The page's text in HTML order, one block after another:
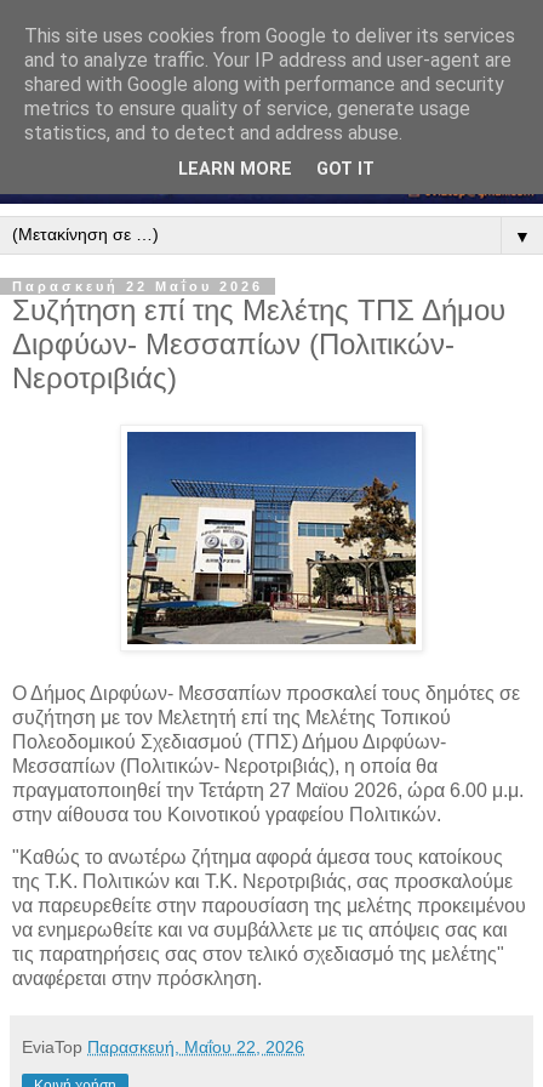
▼
Παρασκευή 22 Μαΐου 2026
Συζήτηση επί της Μελέτης ΤΠΣ Δήμου
Διρφύων- Μεσσαπίων (Πολιτικών-
Νεροτριβιάς)
Ο Δήμος Διρφύων- Μεσσαπίων προσκαλεί τους δημότες σε
συζήτηση με τον Μελετητή επί της Μελέτης Τοπικού
Πολεοδομικού Σχεδιασμού (ΤΠΣ) Δήμου Διρφύων-
Μεσσαπίων (Πολιτικών- Νεροτριβιάς), η οποία θα
πραγματοποιηθεί την Τετάρτη 27 Μαϊου 2026, ώρα 6.00 μ.μ.
στην αίθουσα του Κοινοτικού γραφείου Πολιτικών.
"Καθώς το ανωτέρω ζήτημα αφορά άμεσα τους κατοίκους
της Τ.Κ. Πολιτικών και Τ.Κ. Νεροτριβιάς, σας προσκαλούμε
να παρευρεθείτε στην παρουσίαση της μελέτης προκειμένου
να ενημερωθείτε και να συμβάλλετε με τις απόψεις σας και
τις παρατηρήσεις σας στον τελικό σχεδιασμό της μελέτης"
αναφέρεται στην πρόσκληση.
EviaTop Παρασκευή, Μαΐου 22, 2026
This site uses cookies from Google to deliver its services
and to analyze traffic. Your IP address and user-agent are
shared with Google along with performance and security
metrics to ensure quality of service, generate usage
statistics, and to detect and address abuse.
LEARN MORE GOT IT